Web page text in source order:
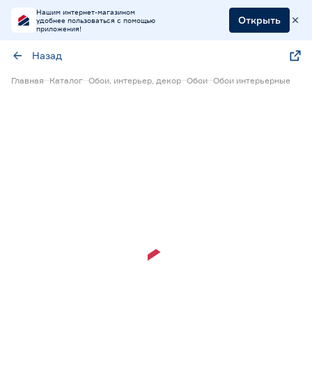
Нашим интернет-магазином
удобнее пользоваться с помощью
приложения!
Открыть
Назад
Главная Каталог Обои, интерьер, декор Обои Обои интерьерные